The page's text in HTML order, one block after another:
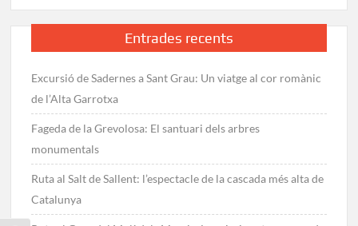
Entrades recents
Excursió de Sadernes a Sant Grau: Un viatge al cor romànic
de l’Alta Garrotxa
Fageda de la Grevolosa: El santuari dels arbres
monumentals
Ruta al Salt de Sallent: l’espectacle de la cascada més alta de
Catalunya